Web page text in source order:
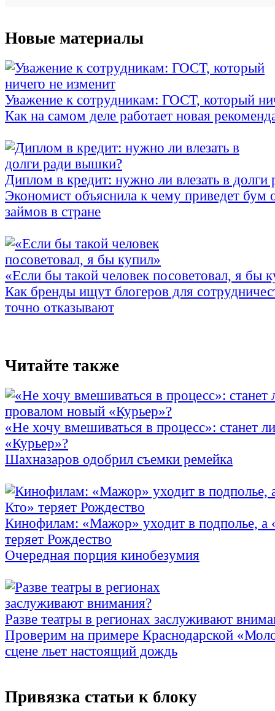
Новые материалы
Уважение к сотрудникам: ГОСТ, который
Как на самом деле работает новая
Диплом в кредит: нужно ли влезать в
Экономист объяснила к чему приведет бум
займов в стране
«Если бы такой человек посоветовал, я бы
Как бренды ищут блогеров для
точно отказывают
Читайте также
«Не хочу вмешиваться в процесс»: станет
«Курьер»?
Шахназаров одобрил съемки ремейка
Кинофилам: «Мажор» уходит в подполье, а
теряет Рождество
Очередная порция кинобезумия
Разве театры в регионах заслуживают
Проверим на примере Краснодарской
сцене льет настоящий дождь
Привязка статьи к блоку